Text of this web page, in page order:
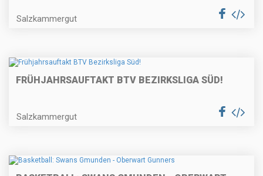
Salzkammergut
FRÜHJAHRSAUFTAKT BTV BEZIRKSLIGA SÜD!
Salzkammergut